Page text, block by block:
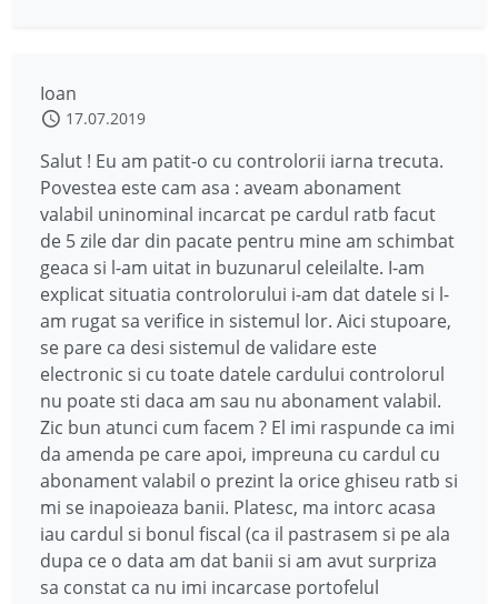
Ioan
17.07.2019
Salut ! Eu am patit-o cu controlorii iarna trecuta.
Povestea este cam asa : aveam abonament
valabil uninominal incarcat pe cardul ratb facut
de 5 zile dar din pacate pentru mine am schimbat
geaca si l-am uitat in buzunarul celeilalte. I-am
explicat situatia controlorului i-am dat datele si l-
am rugat sa verifice in sistemul lor. Aici stupoare,
se pare ca desi sistemul de validare este
electronic si cu toate datele cardului controlorul
nu poate sti daca am sau nu abonament valabil.
Zic bun atunci cum facem ? El imi raspunde ca imi
da amenda pe care apoi, impreuna cu cardul cu
abonament valabil o prezint la orice ghiseu ratb si
mi se inapoieaza banii. Platesc, ma intorc acasa
iau cardul si bonul fiscal (ca il pastrasem si pe ala
dupa ce o data am dat banii si am avut surpriza
sa constat ca nu imi incarcase portofelul